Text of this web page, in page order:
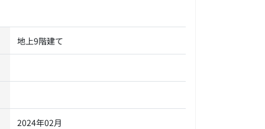
地上9階建て
2024年02月